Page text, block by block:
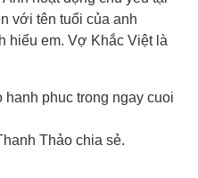
với tên tuổi của anh
hiểu em. Vợ Khắc Việt là
Thảo chia sẻ.